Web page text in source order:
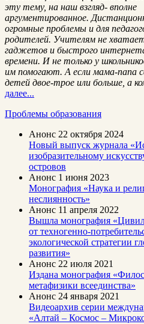
эту тему, на наш взгляд- вполне
аргументированное.
огромные проблемы и для
родителей. Учителям не
гаджетов и быстрого
времени. И не только у
им помогают. А если мама-папа
детей двое-трое или больше, а
далее...
Проблемы образования
Анонс 22 октября 2024
Новый выпуск журнала
изобразительному
островов
Анонс 1 июня 2023
Монография «Наука и
неслиянность»
Анонс 11 апреля 2022
Вышла монография
от техногенно-
экологической стратегии
развития»
Анонс 22 июля 2021
Издана монография
метафизики всеединства»
Анонс 24 января 2021
Видеоархив серии
«Алтай – Космос –